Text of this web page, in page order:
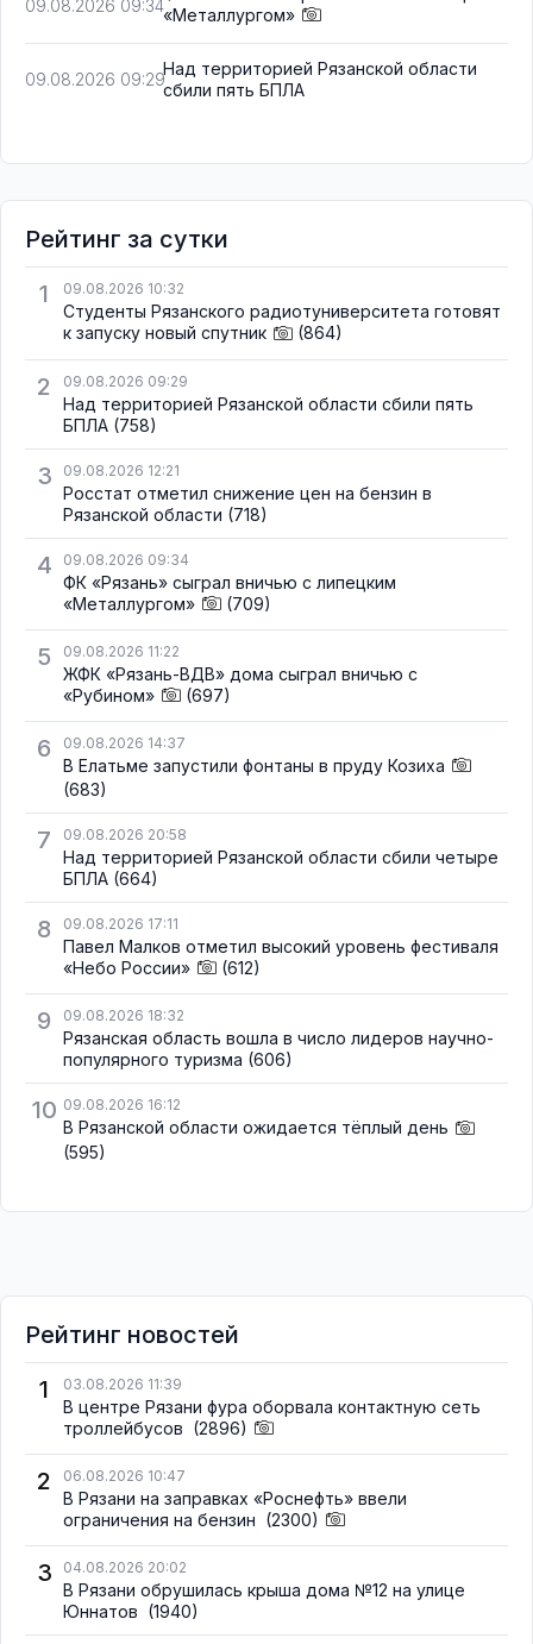
09.08.2026 09:34«Металлургом»
09.08.2026 09:29
Над территорией Рязанской области
сбили пять БПЛА
Рейтинг за сутки
1
09.08.2026 10:32
Студенты Рязанского радиотуниверситета готовят
к запуску новый спутник
(864)
2 09.08.2026 09:29
Над территорией Рязанской области сбили пять
БПЛА (758)
3 09.08.2026 12:21
Росстат отметил снижение цен на бензин в
Рязанской области (718)
4 09.08.2026 09:34
ФК «Рязань» сыграл вничью с липецким
«Металлургом»
(709)
5 09.08.2026 11:22
ЖФК «Рязань-ВДВ» дома сыграл вничью с
«Рубином»
(697)
6 09.08.2026 14:37
В Елатьме запустили фонтаны в пруду Козиха
(683)
7 09.08.2026 20:58
Над территорией Рязанской области сбили четыре
БПЛА (664)
8 09.08.2026 17:11
Павел Малков отметил высокий уровень фестиваля
«Небо России»
(612)
9 09.08.2026 18:32
Рязанская область вошла в число лидеров научно-
популярного туризма (606)
10 09.08.2026 16:12
В Рязанской области ожидается тёплый день
(595)
Рейтинг новостей
1
03.08.2026 11:39
В центре Рязани фура оборвала контактную сеть
троллейбусов (2896)
2 06.08.2026 10:47
В Рязани на заправках «Роснефть» ввели
ограничения на бензин (2300)
3 04.08.2026 20:02
В Рязани обрушилась крыша дома №12 на улице
Юннатов (1940)